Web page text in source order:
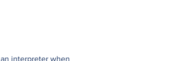
interpreter when